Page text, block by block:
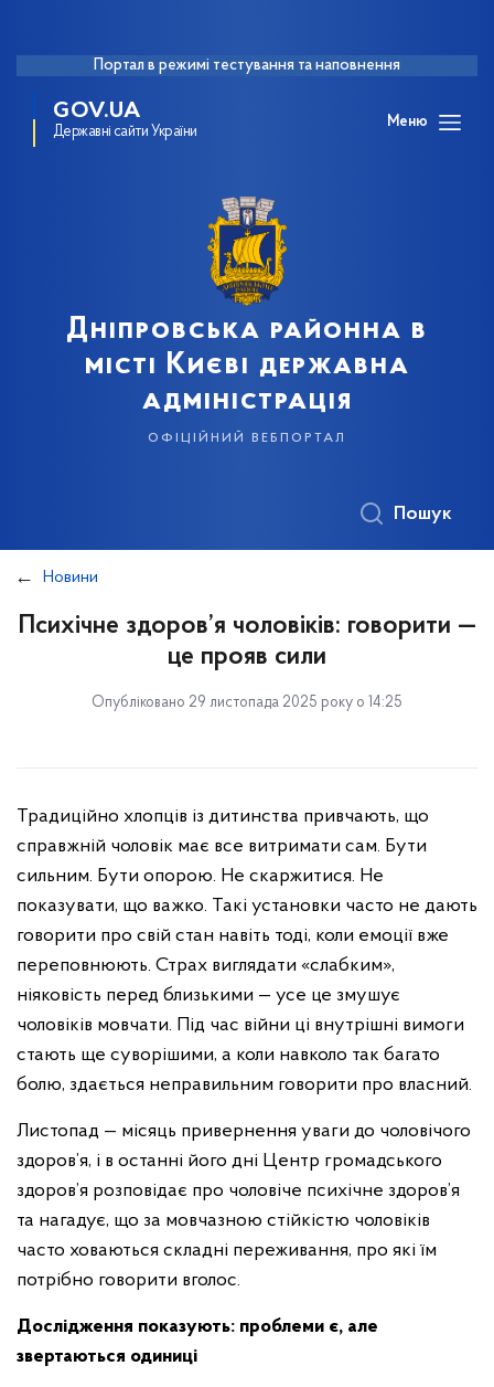
Портал в режимі тестування та наповнення
GOV.UA
Державні сайти України
Меню
Дніпровська районна в
місті Києві державна
адміністрація
офіційний вебпортал
Пошук
Новини
Психічне здоров’я чоловіків: говорити —
це прояв сили
Опубліковано 29 листопада 2025 року о 14:25
Традиційно хлопців із дитинства привчають, що
справжній чоловік має все витримати сам. Бути
сильним. Бути опорою. Не скаржитися. Не
показувати, що важко. Такі установки часто не дають
говорити про свій стан навіть тоді, коли емоції вже
переповнюють. Страх виглядати «слабким»,
ніяковість перед близькими — усе це змушує
чоловіків мовчати. Під час війни ці внутрішні вимоги
стають ще суворішими, а коли навколо так багато
болю, здається неправильним говорити про власний.
Листопад — місяць привернення уваги до чоловічого
здоров’я, і в останні його дні Центр громадського
здоров’я розповідає про чоловіче психічне здоров’я
та нагадує, що за мовчазною стійкістю чоловіків
часто ховаються складні переживання, про які їм
потрібно говорити вголос.
Дослідження показують: проблеми є, але
звертаються одиниці